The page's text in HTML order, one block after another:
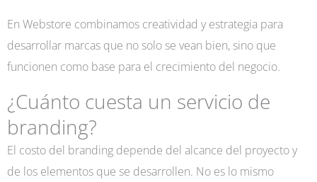
En Webstore combinamos creatividad y estrategia para
desarrollar marcas que no solo se vean bien, sino que
funcionen como base para el crecimiento del negocio.
¿Cuánto cuesta un servicio de
branding?
El costo del branding depende del alcance del proyecto y
de los elementos que se desarrollen. No es lo mismo